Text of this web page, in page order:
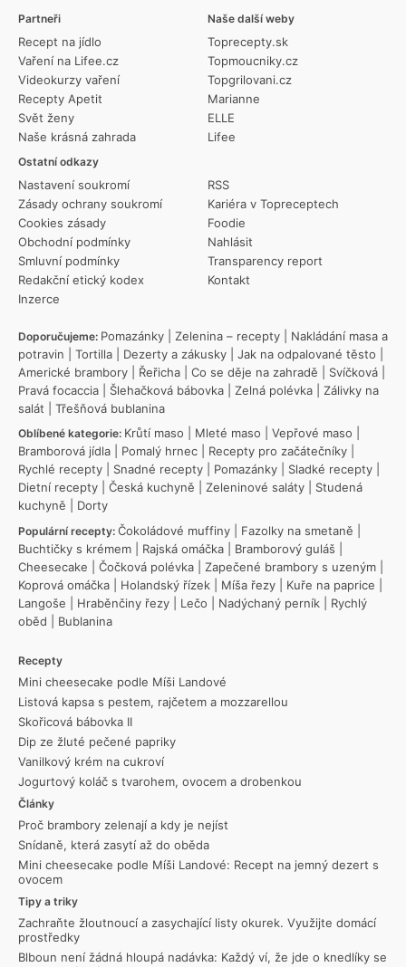
Partneři
Recept na jídlo
Vaření na Lifee.cz
Videokurzy vaření
Recepty Apetit
Svět ženy
Naše krásná zahrada
Ostatní odkazy
Nastavení soukromí
Zásady ochrany soukromí
Cookies zásady
Obchodní podmínky
Smluvní podmínky
Redakční etický kodex
Inzerce
RSS
Kariéra v Topreceptech
Foodie
Nahlásit
Transparency report
Kontakt
Naše další weby
Toprecepty.sk
Topmoucniky.cz
Topgrilovani.cz
Marianne
ELLE
Lifee
Doporučujeme: Pomazánky Zelenina – recepty
Nakládání masa a
potravin
Tortilla Dezerty a zákusky Jak na odpalované těsto
Americké brambory
Řeřicha Co se děje na zahradě Svíčková
Pravá focaccia
Šlehačková bábovka Zelná polévka
Zálivky na
salát
Třešňová bublanina
Oblíbené kategorie: Krůtí maso Mleté maso Vepřové maso
Bramborová jídla
Pomalý hrnec Recepty pro začátečníky
Rychlé recepty
Snadné recepty Pomazánky Sladké recepty
Dietní recepty
Česká kuchyně Zeleninové saláty
Studená
kuchyně
Dorty
Populární recepty: Čokoládové muffiny Fazolky na smetaně
Buchtičky s krémem
Rajská omáčka Bramborový guláš
Cheesecake
Čočková polévka Zapečené brambory s uzeným
Koprová omáčka
Holandský řízek Míša řezy Kuře na paprice
Langoše
Hraběnčiny řezy Lečo Nadýchaný perník
Rychlý
oběd
Bublanina
Recepty
Mini cheesecake podle Míši Landové
Listová kapsa s pestem, rajčetem a mozzarellou
Skořicová bábovka II
Dip ze žluté pečené papriky
Vanilkový krém na cukroví
Jogurtový koláč s tvarohem, ovocem a drobenkou
Články
Proč brambory zelenají a kdy je nejíst
Snídaně, která zasytí až do oběda
Mini cheesecake podle Míši Landové: Recept na jemný dezert s
ovocem
Tipy a triky
Zachraňte žloutnoucí a zasychající listy okurek. Využijte domácí
prostředky
Blboun není žádná hloupá nadávka: Každý ví, že jde o knedlíky se